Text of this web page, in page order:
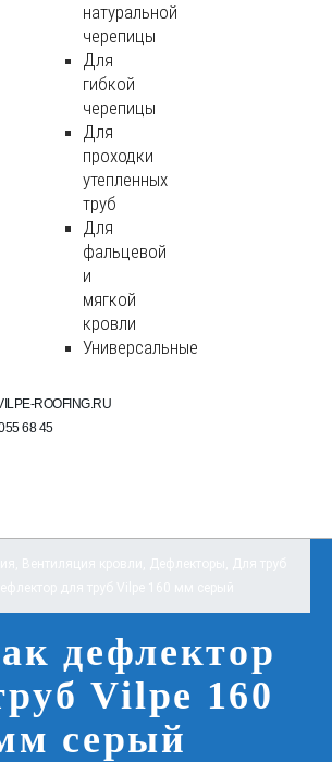
натуральной
черепицы
Для
гибкой
черепицы
Для
проходки
утепленных
труб
Для
фальцевой
и
мягкой
кровли
Универсальные
ROOFING.RU
68 45
дефлектор
Vilpe 160
серый